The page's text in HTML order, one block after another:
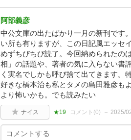
阿部義彦
中公文庫の出たばかり一月の新刊です
い所も有りますが、この日記風エッセ
めずちびちび読了。今回納められたの
相」の話題や、著者の気に入らない書
く実名でしかも呼び捨て出てきます。
好きな橋本治も私とタメの島田雅彦も
より怖いかも。でも読みたい
ナイス ★19 コメント(0) 2025/